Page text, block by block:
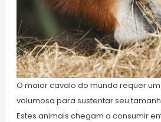
O maior cavalo do mundo requer
volumosa para sustentar seu
Estes animais chegam a consumir